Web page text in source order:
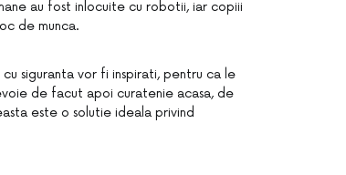
au fost inlocuite cu robotii, iar copiii
de munca.
siguranta vor fi inspirati, pentru ca le
de facut apoi curatenie acasa, de
este o solutie ideala privind